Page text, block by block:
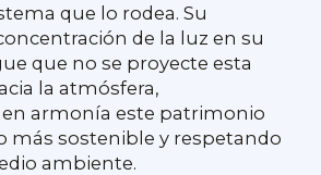
que lo rodea. Su
de la luz en su
que no se proyecte esta
la atmósfera,
armonía este patrimonio
más sostenible y respetando
ambiente.